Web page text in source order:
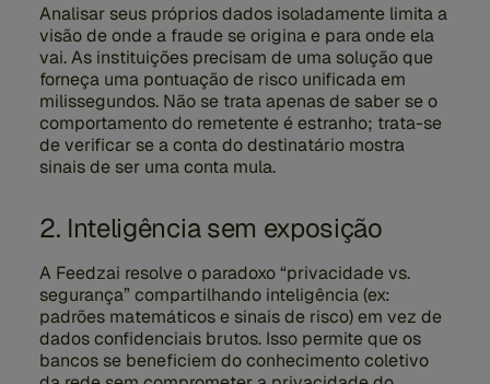
Analisar seus próprios dados isoladamente limita a
visão de onde a fraude se origina e para onde ela
vai. As instituições precisam de uma solução que
forneça uma pontuação de risco unificada em
milissegundos. Não se trata apenas de saber se o
comportamento do remetente é estranho; trata-se
de verificar se a conta do destinatário mostra
sinais de ser uma conta mula.
2. Inteligência sem exposição
A Feedzai resolve o paradoxo “privacidade vs.
segurança” compartilhando inteligência (ex:
padrões matemáticos e sinais de risco) em vez de
dados confidenciais brutos. Isso permite que os
bancos se beneficiem do conhecimento coletivo